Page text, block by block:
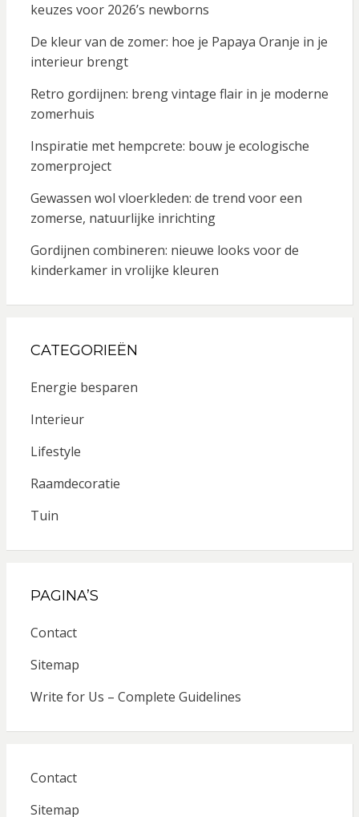
keuzes voor 2026’s newborns
De kleur van de zomer: hoe je Papaya Oranje in je
interieur brengt
Retro gordijnen: breng vintage flair in je moderne
zomerhuis
Inspiratie met hempcrete: bouw je ecologische
zomerproject
Gewassen wol vloerkleden: de trend voor een
zomerse, natuurlijke inrichting
Gordijnen combineren: nieuwe looks voor de
kinderkamer in vrolijke kleuren
CATEGORIEËN
Energie besparen
Interieur
Lifestyle
Raamdecoratie
Tuin
PAGINA’S
Contact
Sitemap
Write for Us – Complete Guidelines
Contact
Sitemap